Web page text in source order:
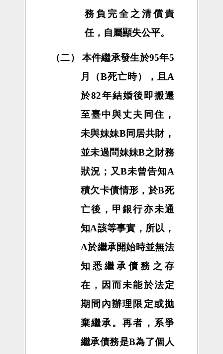
務負完全之清償責
任，自屬顯失公平。
（二） 本件繼承發生於95年5
月（B死亡時），且 A
於82年結婚後即搬遷
至臺中與丈夫同住，
未與妹妹B同居共財，
並未過問妹妹B之財務
狀況；又B未曾告知A
積欠卡債情形，於B死
亡後，甲銀行亦未通
知A該等事實，所以，
A於繼承開始時並無法
知悉繼承債務之存
在，因而未能於法定
期間內辦理限定或拋
棄繼承。再者，系爭
繼承債務是B為了個人